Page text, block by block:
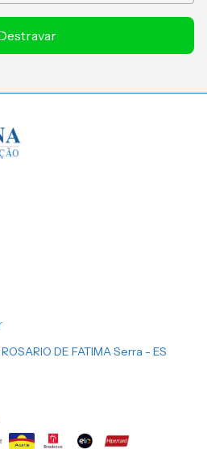
DE FATIMA Serra - ES